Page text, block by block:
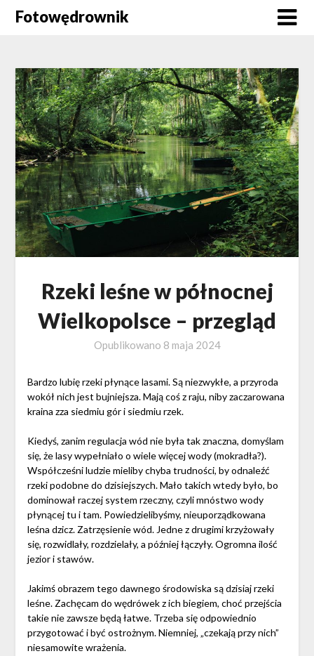
SkipFotowędrownik
Rzeki leśne w północnej
Wielkopolsce – przegląd
Opublikowano 8 maja 2024
Bardzo lubię rzeki płynące lasami. Są niezwykłe, a przyroda
wokół nich jest bujniejsza. Mają coś z raju, niby zaczarowana
kraina zza siedmiu gór i siedmiu rzek.
Kiedyś, zanim regulacja wód nie była tak znaczna, domyślam
się, że lasy wypełniało o wiele więcej wody (mokradła?).
Współcześni ludzie mieliby chyba trudności, by odnaleźć
rzeki podobne do dzisiejszych. Mało takich wtedy było, bo
dominował raczej system rzeczny, czyli mnóstwo wody
płynącej tu i tam. Powiedzielibyśmy, nieuporządkowana
leśna dzicz. Zatrzęsienie wód. Jedne z drugimi krzyżowały
się, rozwidlały, rozdzielały, a później łączyły. Ogromna ilość
jezior i stawów.
Jakimś obrazem tego dawnego środowiska są dzisiaj rzeki
leśne. Zachęcam do wędrówek z ich biegiem, choć przejścia
takie nie zawsze będą łatwe. Trzeba się odpowiednio
przygotować i być ostrożnym. Niemniej, „czekają przy nich”
niesamowite wrażenia.